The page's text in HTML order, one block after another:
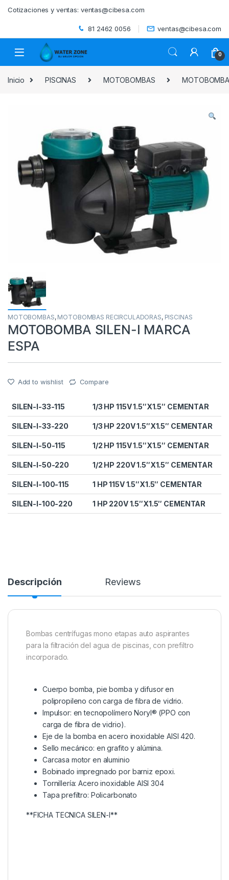
Cotizaciones y ventas: ventas@cibesa.com
81 2462 0056 ventas@cibesa.com
0
Inicio PISCINAS MOTOBOMBAS
MOTOBOMBAS, MOTOBOMBAS RECIRCULADORAS, PISCINAS
MOTOBOMBA SILEN-I MARCA
ESPA
Add to wishlist Compare
SILEN-I-33-115 1/3 HP 115V 1.5″X1.5″ CEMENTAR
SILEN-I-33-220 1/3 HP 220V 1.5″X1.5″ CEMENTAR
SILEN-I-50-115 1/2 HP 115V 1.5″X1.5″ CEMENTAR
SILEN-I-50-220 1/2 HP 220V 1.5″X1.5″ CEMENTAR
SILEN-I-100-115 1 HP 115V 1.5″X1.5″ CEMENTAR
SILEN-I-100-220 1 HP 220V 1.5″X1.5″ CEMENTAR
Descripción Reviews
Bombas centrífugas mono etapas auto aspirantes
para la filtración del agua de piscinas, con prefiltro
incorporado.
Cuerpo bomba, pie bomba y difusor en
polipropileno con carga de fibra de vidrio.
Impulsor: en tecnopolímero Noryl® (PPO con
carga de fibra de vidrio).
Eje de la bomba en acero inoxidable AISI 420.
Sello mecánico: en grafito y alúmina.
Carcasa motor en aluminio
Bobinado impregnado por barniz epoxi.
Tornillería: Acero inoxidable AISI 304
Tapa prefiltro: Policarbonato
**FICHA TECNICA SILEN-I**